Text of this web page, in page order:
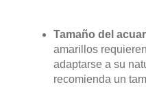
Tamaño del
amarillos
adaptarse a su
recomienda un